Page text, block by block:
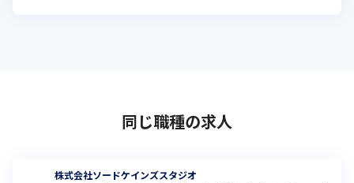
同じ職種の求人
株式会社ソードケインズスタジオ